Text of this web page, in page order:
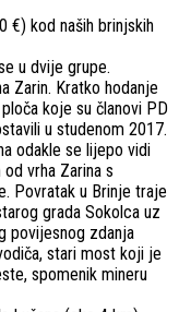
€) kod naših brinjskih
u dvije grupe.
Zarin. Kratko hodanje
koje su članovi PD
u studenom 2017.
odakle se lijepo vidi
vrha Zarina s
Povratak u Brinje traje
grada Sokolca uz
povijesnog zdanja
stari most koji je
spomenik mineru